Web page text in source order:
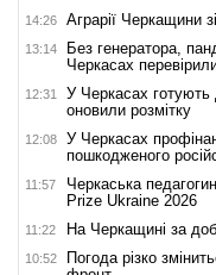
14:26 Аграрії Черкащини
13:14
Без генератора,
Черкасах
12:31
У Черкасах готують
оновили розмітку
12:08
У Черкасах
пошкодженого
11:57
Черкаська
Prize Ukraine 2026
11:22 На Черкащині за
10:52
Погода різко